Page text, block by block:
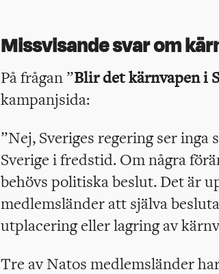
Missvisande svar om
På frågan ”Blir det kärnvapen i
kampanjsida:
”Nej, Sveriges regering ser inga
Sverige i fredstid. Om några
behövs politiska beslut. Det är
medlemsländer att själva
utplacering eller lagring av
Tre av Natos medlemsländer